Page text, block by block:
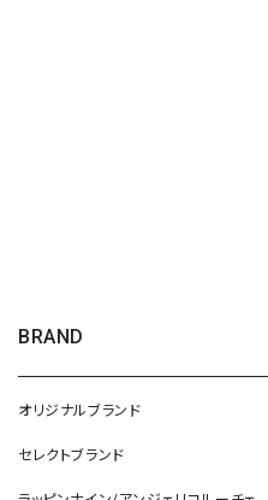
BRAND
オリジナルブランド
セレクトブランド